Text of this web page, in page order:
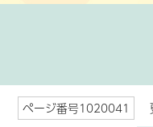
ページ番号1020041